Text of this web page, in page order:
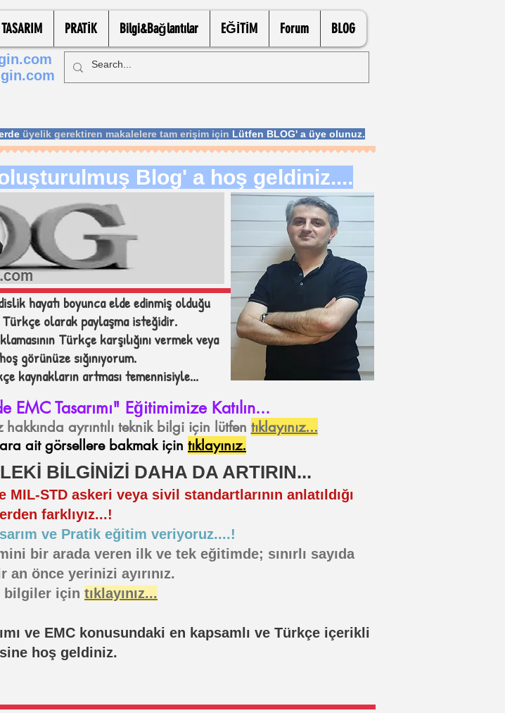
TASARIM PRATİK Bilgi&Bağlantılar EĞİTİM Forum BLOG
üyelik gerektiren makalelere tam erişim için Lütfen BLOG' a üye olunuz.
Blog' a hoş geldiniz....
hayatı boyunca elde edinmiş olduğu
olarak paylaşma isteğidir.
Türkçe karşılığını vermek veya
görünüze sığınıyorum.
kaynakların artması temennisiyle...
Tasarımı" Eğitimimize Katılın...
ayrıntılı teknik bilgi için lütfen tıklayınız...
ait görsellere bakmak için tıklayınız.
BİLGİNİZİ DAHA DA ARTIRIN...
MIL-STD askeri veya sivil standartlarının anlatıldığı
farklıyız...!
ve Pratik eğitim veriyoruz....!
bir arada veren ilk ve tek eğitimde; sınırlı sayıda
an önce yerinizi ayırınız.
bilgiler için tıklayınız...
ve EMC konusundaki en kapsamlı ve Türkçe içerikli
hoş geldiniz.